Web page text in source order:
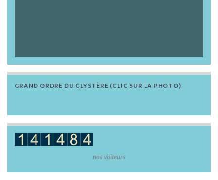
GRAND ORDRE DU CLYSTÈRE (CLIC SUR LA PHOTO)
nos visiteurs